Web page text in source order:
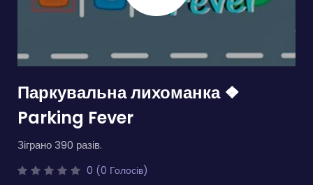
Паркувальна лихоманка ❖
Parking Fever
Зіграно 390 разів.
0 (0 Голосів)